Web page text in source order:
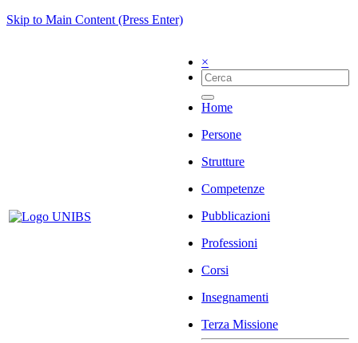
Skip to Main Content (Press Enter)
×
Home
Persone
Strutture
Competenze
Pubblicazioni
Professioni
Corsi
Insegnamenti
Terza Missione